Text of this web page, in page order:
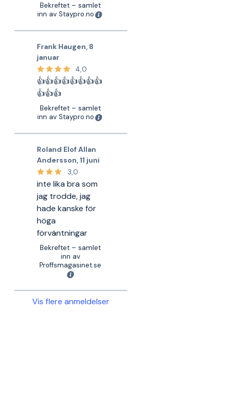
Bekreftet – samlet
inn av Staypro.no
Frank Haugen, 8
januar
4,0
👍👍👍👍👍👍👍👍
👍👍👍
Bekreftet – samlet
inn av Staypro.no
Roland Elof Allan
Andersson,11 juni
3,0
inte lika bra som
jag trodde, jag
hade kanske för
höga
förväntningar
Bekreftet – samlet
inn av
Proffsmagasinet.se
Vis flere anmeldelser